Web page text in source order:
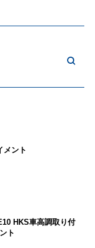
メント
HKS車高調取り付
ト